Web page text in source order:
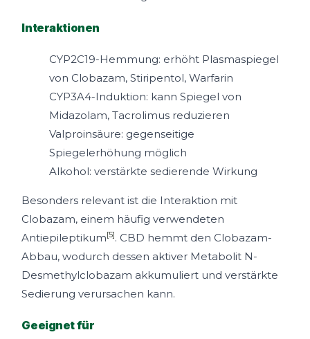
Interaktionen
CYP2C19-Hemmung: erhöht Plasmaspiegel
von Clobazam, Stiripentol, Warfarin
CYP3A4-Induktion: kann Spiegel von
Midazolam, Tacrolimus reduzieren
Valproinsäure: gegenseitige
Spiegelerhöhung möglich
Alkohol: verstärkte sedierende Wirkung
Besonders relevant ist die Interaktion mit
Clobazam, einem häufig verwendeten
Antiepileptikum[5]. CBD hemmt den Clobazam-
Abbau, wodurch dessen aktiver Metabolit N-
Desmethylclobazam akkumuliert und verstärkte
Sedierung verursachen kann.
Geeignet für